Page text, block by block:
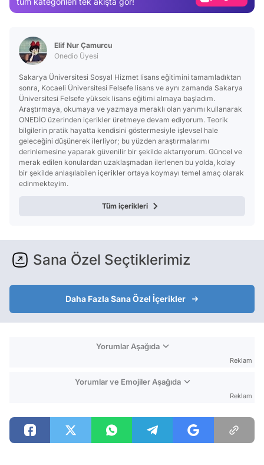
Elif Nur Çamurcu
Onedio Üyesi
Sakarya Üniversitesi Sosyal Hizmet lisans eğitimini tamamladıktan
sonra, Kocaeli Üniversitesi Felsefe lisans ve aynı zamanda Sakarya
Üniversitesi Felsefe yüksek lisans eğitimi almaya başladım.
Araştırmaya, okumaya ve yazmaya meraklı olan yanımı kullanarak
ONEDİO üzerinden içerikler üretmeye devam ediyorum. Teorik
bilgilerin pratik hayatta kendisini göstermesiyle işlevsel hale
geleceğini düşünerek ilerliyor; bu yüzden araştırmalarımı
derinlemesine yaparak güvenilir bir şekilde aktarıyorum. Güncel ve
merak edilen konulardan uzaklaşmadan ilerlenen bu yolda, kolay
bir şekilde anlaşılabilen içerikler ortaya koymayı temel amaç olarak
edinmekteyim.
Tüm içerikleri
Sana Özel Seçtiklerimiz
Daha Fazla Sana Özel İçerikler
Yorumlar Aşağıda
Reklam
Yorumlar ve Emojiler Aşağıda
Reklam